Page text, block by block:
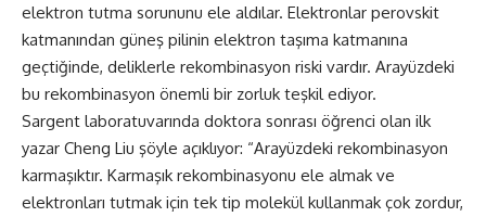
elektron tutma sorununu ele aldılar. Elektronlar perovskit
katmanından güneş pilinin elektron taşıma katmanına
geçtiğinde, deliklerle rekombinasyon riski vardır. Arayüzdeki
bu rekombinasyon önemli bir zorluk teşkil ediyor.
Sargent laboratuvarında doktora sonrası öğrenci olan ilk
yazar Cheng Liu şöyle açıklıyor: “Arayüzdeki rekombinasyon
karmaşıktır. Karmaşık rekombinasyonu ele almak ve
elektronları tutmak için tek tip molekül kullanmak çok zordur,